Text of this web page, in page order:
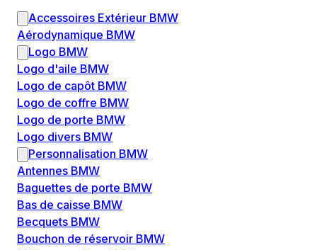
Accessoires Extérieur BMW
Aérodynamique BMW
Logo BMW
Logo d'aile BMW
Logo de capôt BMW
Logo de coffre BMW
Logo de porte BMW
Logo divers BMW
Personnalisation BMW
Antennes BMW
Baguettes de porte BMW
Bas de caisse BMW
Becquets BMW
Bouchon de réservoir BMW